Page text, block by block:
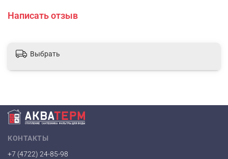
Написать отзыв
Выбрать
КОНТАКТЫ
+7 (4722) 24-85-98